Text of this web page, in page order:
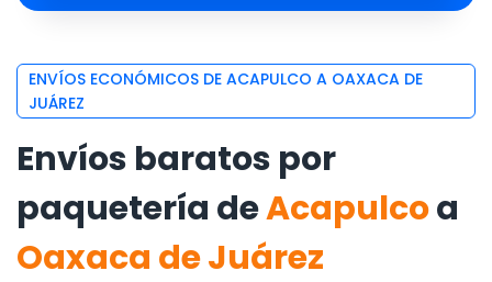
ENVÍOS ECONÓMICOS DE ACAPULCO A OAXACA DE
JUÁREZ
Envíos baratos por
paquetería deAcapulcoa
Oaxaca de Juárez